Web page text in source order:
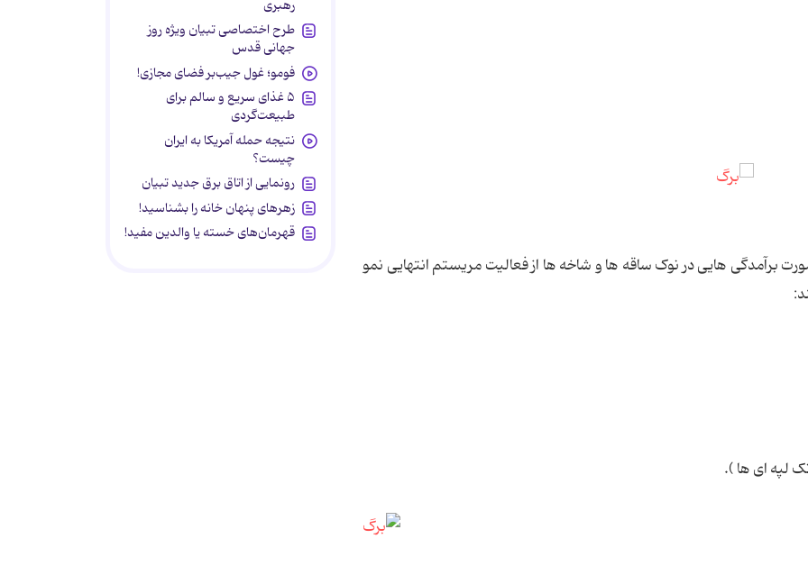
برآمدگی هایی در نوک ساقه ها و شاخه ها از فعالیت مریستم انتهایی نمو
رهبری
طرح اختصاصی تبیان ویژه روز
جهانی قدس
فومو؛ غول جیب‌بر فضای مجازی!
۵ غذای سریع و سالم برای
طبیعت‌گردی
نتیجه حمله آمریکا به ایران
چیست؟
رونمایی از اتاق برق جدید تبیان
زهرهای پنهان خانه را بشناسید!
قهرمان‌های خسته یا والدین مفید!